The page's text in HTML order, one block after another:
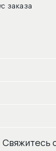
заказа
Свяжитесь